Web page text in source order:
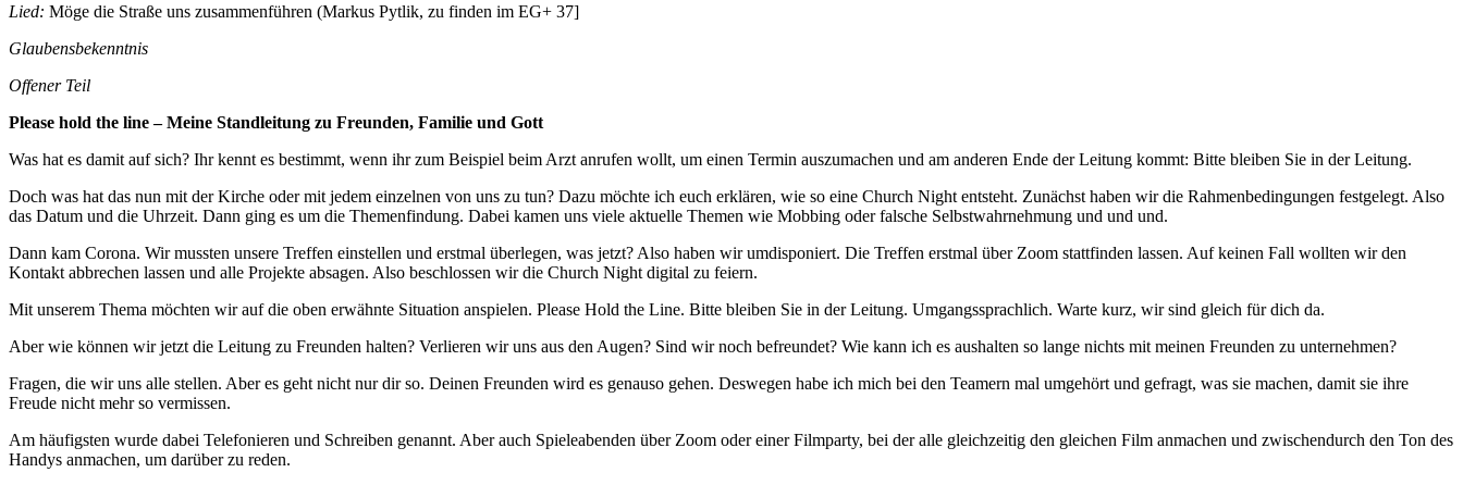
Lied: Möge die Straße uns zusammenführen (Markus Pytlik, zu finden im EG+ 37]
Glaubensbekenntnis
Offener Teil
Please hold the line – Meine Standleitung zu Freunden, Familie und Gott
Was hat es damit auf sich? Ihr kennt es bestimmt, wenn ihr zum Beispiel beim Arzt anrufen wollt, um einen Termin auszumachen und am anderen Ende der Leitung kommt: Bitte bleiben Sie in der Leitung.
Doch was hat das nun mit der Kirche oder mit jedem einzelnen von uns zu tun? Dazu möchte ich euch erklären, wie so eine Church Night entsteht. Zunächst haben wir die Rahmenbedingungen festgelegt. Also
das Datum und die Uhrzeit. Dann ging es um die Themenfindung. Dabei kamen uns viele aktuelle Themen wie Mobbing oder falsche Selbstwahrnehmung und und und.
Dann kam Corona. Wir mussten unsere Treffen einstellen und erstmal überlegen, was jetzt? Also haben wir umdisponiert. Die Treffen erstmal über Zoom stattfinden lassen. Auf keinen Fall wollten wir den
Kontakt abbrechen lassen und alle Projekte absagen. Also beschlossen wir die Church Night digital zu feiern.
Mit unserem Thema möchten wir auf die oben erwähnte Situation anspielen. Please Hold the Line. Bitte bleiben Sie in der Leitung. Umgangssprachlich. Warte kurz, wir sind gleich für dich da.
Aber wie können wir jetzt die Leitung zu Freunden halten? Verlieren wir uns aus den Augen? Sind wir noch befreundet? Wie kann ich es aushalten so lange nichts mit meinen Freunden zu unternehmen?
Fragen, die wir uns alle stellen. Aber es geht nicht nur dir so. Deinen Freunden wird es genauso gehen. Deswegen habe ich mich bei den Teamern mal umgehört und gefragt, was sie machen, damit sie ihre
Freude nicht mehr so vermissen.
Am häufigsten wurde dabei Telefonieren und Schreiben genannt. Aber auch Spieleabenden über Zoom oder einer Filmparty, bei der alle gleichzeitig den gleichen Film anmachen und zwischendurch den Ton des
Handys anmachen, um darüber zu reden.